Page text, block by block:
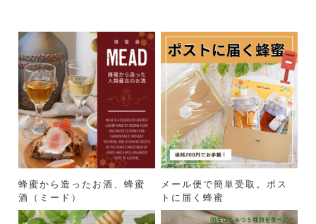
蜂蜜から造ったお酒、蜂蜜
酒（ミード）
メール便で簡単受取。ポス
トに届く蜂蜜